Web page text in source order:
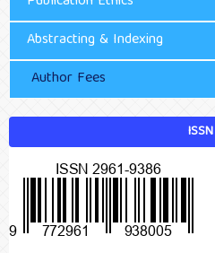
Abstracting & Indexing
Author Fees
ISSN